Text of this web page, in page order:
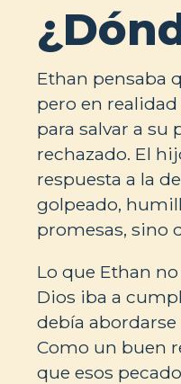
Ethan pensaba
pero en
para salvar a su
rechazado. El
respuesta a la
golpeado,
promesas, sino
Lo que Ethan
Dios iba a
debía abordarse
Como un buen
que esos